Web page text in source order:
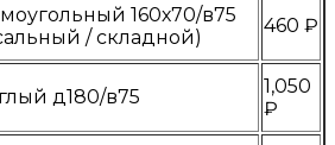
160х70/в75
/ складной)
460 ₽
д180/в75
1,050
₽